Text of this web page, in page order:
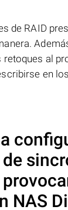
de RAID
al
en
NAS